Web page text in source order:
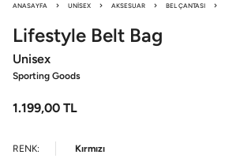
ANASAYFA UNISEX AKSESUAR BEL ÇANTASI
Lifestyle Belt Bag
Unisex
Sporting Goods
1.199,00 TL
RENK: Kırmızı